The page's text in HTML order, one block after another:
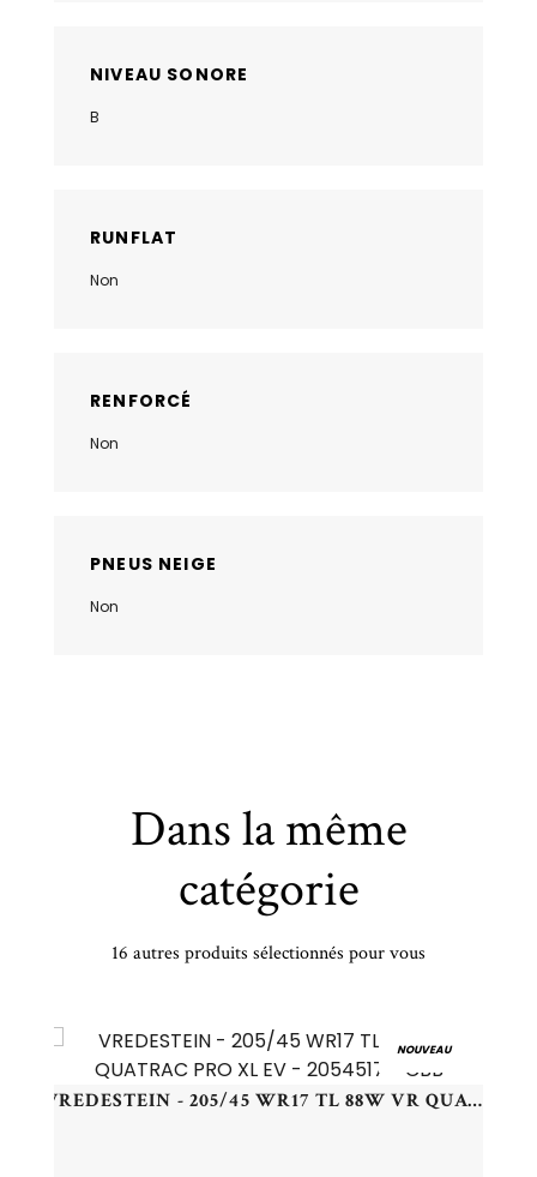
NIVEAU SONORE
B
RUNFLAT
Non
RENFORCÉ
Non
PNEUS NEIGE
Non
Dans la même
catégorie
16 autres produits sélectionnés pour vous
NOUVEAU
VREDESTEIN - 205/45 WR17 TL 88W VR QUATRAC PRO XL EV - 2054517 - CBB